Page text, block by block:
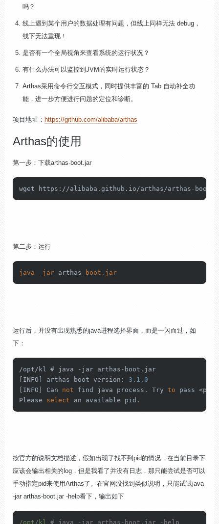
吗？
线上遇到某个用户的数据处理有问题，但线上同样无法 debug，
线下无法重现！
是否有一个全局视角来查看系统的运行状况？
有什么办法可以监控到JVM的实时运行状态？
Arthas采用命令行交互模式，同时提供丰富的 Tab 自动补全功
能，进一步方便进行问题的定位和诊断。
项目地址： https://github.com/alibaba/arthas
Arthas的使用
第一步：下载arthas-boot.jar
wget https: //alibaba.github.io/arthas/arthas-
第二步：运行
java - jar arthas- boot.jar
运行后，并没有出现熟悉的java进程选择界面，而是一闪而过，如
下：
/opt/ kl # java - jar arthas - boot.jar
[INFO] arthas - boot version: 3.1 .0
[INFO] Can not find java process. Try to pass <pid
Please select an available pid.
按官方的说明文档描述，假如出现了找不到pid的情况，在当前目录下
应该会输出相关的log，但是我看了并没有日志，那只能尝试是否可以
手动指定pid来使用Arthas了。在官网没找到类似说明，只能试试java
-jar arthas-boot.jar -help看下，输出如下
/opt/kl # java -jar arthas-boot.jar -help